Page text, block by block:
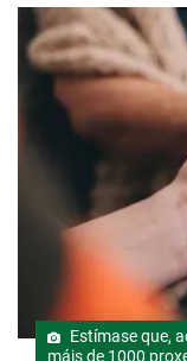
Estímase que,
máis de 1000